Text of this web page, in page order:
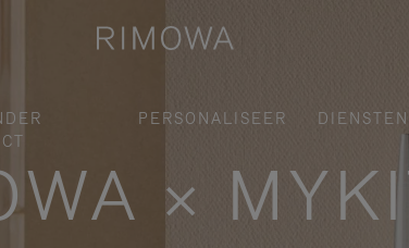
PERSONALISEER DIENSTEN
×